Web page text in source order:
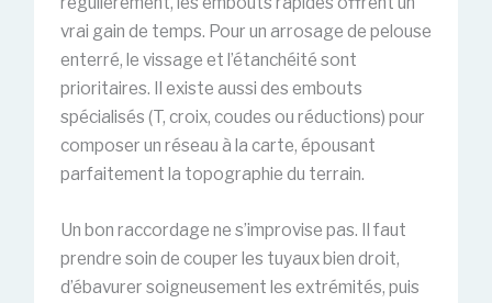
vrai gain de temps. Pour un arrosage de pelouse
enterré, le vissage et l’étanchéité sont
prioritaires. Il existe aussi des embouts
spécialisés (T, croix, coudes ou réductions) pour
composer un réseau à la carte, épousant
parfaitement la topographie du terrain.
Un bon raccordage ne s’improvise pas. Il faut
prendre soin de couper les tuyaux bien droit,
d’ébavurer soigneusement les extrémités, puis